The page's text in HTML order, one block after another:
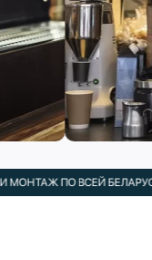
ПО ВСЕЙ БЕЛАРУСИ|